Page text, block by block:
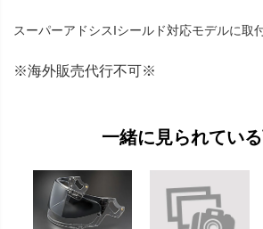
スーパーアドシスIシールド対応モデルに取
※海外販売代行不可※
一緒に見られてい